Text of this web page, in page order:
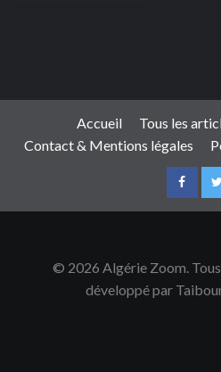
Accueil Tous les
Contact & Mentions légales
© 2026 Algérie Zoom.
développé par